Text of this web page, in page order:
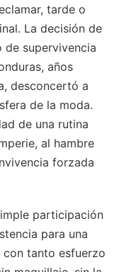
tarde o
La decisión de
supervivencia
años
desconcertó a
de la moda.
de una rutina
al hambre
forzada
participación
para una
tanto esfuerzo